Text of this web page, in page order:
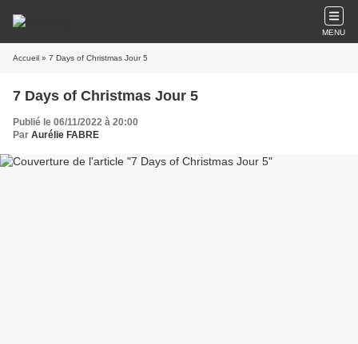
MENU
Accueil » 7 Days of Christmas Jour 5
7 Days of Christmas Jour 5
Publié le 06/11/2022 à 20:00
Par Aurélie FABRE